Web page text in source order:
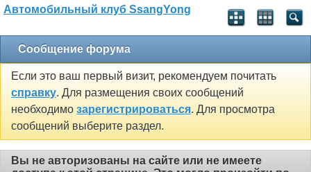
Автомобильный клуб SsangYong
Сообщение форума
Если это ваш первый визит, рекомендуем почитать
справку. Для размещения своих сообщений
необходимо зарегистрироваться. Для просмотра
сообщений выберите раздел.
Вы не авторизованы на сайте или не имеете